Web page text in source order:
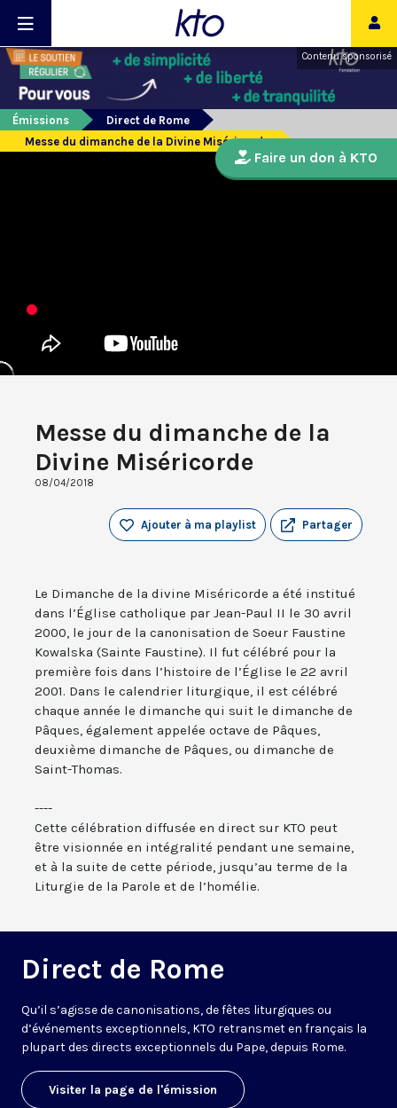
Contenu sponsorisé
Émissions
Direct de Rome
Messe du dimanche de la Divine Miséricorde
Messe du dimanche de la
Divine Miséricorde
08/04/2018
Partager
Ajouter à ma playlist
Le Dimanche de la divine Miséricorde a été institué
dans l’Église catholique par Jean-Paul II le 30 avril
2000, le jour de la canonisation de Soeur Faustine
Kowalska (Sainte Faustine). Il fut célébré pour la
première fois dans l’histoire de l’Église le 22 avril
2001. Dans le calendrier liturgique, il est célébré
chaque année le dimanche qui suit le dimanche de
Pâques, également appelée octave de Pâques,
deuxième dimanche de Pâques, ou dimanche de
Saint-Thomas.
----
Cette célébration diffusée en direct sur KTO peut
être visionnée en intégralité pendant une semaine,
et à la suite de cette période, jusqu’au terme de la
Liturgie de la Parole et de l’homélie.
Direct de Rome
Qu’il s’agisse de canonisations, de fêtes liturgiques ou
d’événements exceptionnels, KTO retransmet en français la
plupart des directs exceptionnels du Pape, depuis Rome.
Visiter la page de l'émission
Faire un don à KTO